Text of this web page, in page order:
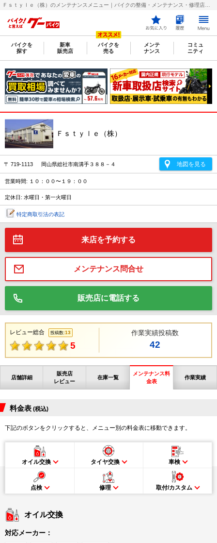
バイクを
探す
新車
販売店
バイクを
売る
メンテ
ナンス
コミュ
ニティ
Ｆｓｔｙｌｅ（株）
〒 719-1113 岡山県総社市南溝手３８８－４ 地図を見る
営業時間: １０：００〜１９：００
定休日: 水曜日・第一火曜日
特定商取引法の表記
来店を予約する
メンテナンス問合せ
販売店に電話する
レビュー総合 投稿数:13
5
作業実績投稿数
42
店舗詳細
販売店
レビュー
在庫一覧
メンテナンス料
金表
作業実績
料金表 (税込)
下記のボタンをクリックすると、メニュー別の料金表に移動できます。
オイル交換 タイヤ交換 車検
点検 修理 取付/カスタム
オイル交換
対応メーカー：